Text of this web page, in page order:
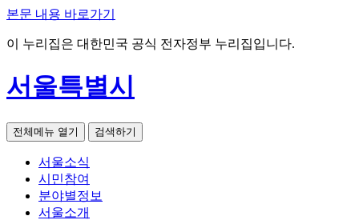
본문 내용 바로가기
이 누리집은 대한민국 공식 전자정부 누리집입니다.
서울특별시
전체메뉴 열기 검색하기
서울소식
시민참여
분야별정보
서울소개